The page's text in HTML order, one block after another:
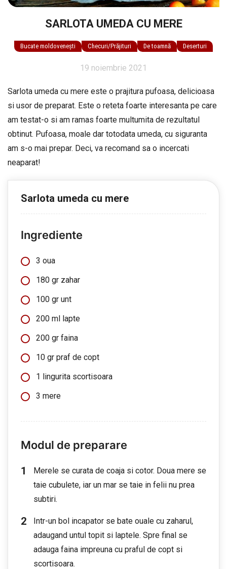
SARLOTA UMEDA CU MERE
Bucate moldovenești Checuri/Prăjituri De toamnă Deserturi
19 noiembrie 2021
Sarlota umeda cu mere este o prajitura pufoasa, delicioasa
si usor de preparat. Este o reteta foarte interesanta pe care
am testat-o si am ramas foarte multumita de rezultatul
obtinut. Pufoasa, moale dar totodata umeda, cu siguranta
am s-o mai prepar. Deci, va recomand sa o incercati
neaparat!
Sarlota umeda cu mere
Ingrediente
3 oua
180 gr zahar
100 gr unt
200 ml lapte
200 gr faina
10 gr praf de copt
1 lingurita scortisoara
3 mere
Modul de preparare
Merele se curata de coaja si cotor. Doua mere se
taie cubulete, iar un mar se taie in felii nu prea
subtiri.
Intr-un bol incapator se bate ouale cu zaharul,
adaugand untul topit si laptele. Spre final se
adauga faina impreuna cu praful de copt si
scortisoara.